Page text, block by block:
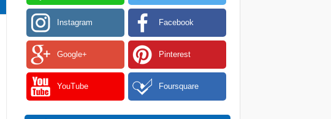
Instagram Facebook
Google+ Pinterest
YouTube Foursquare